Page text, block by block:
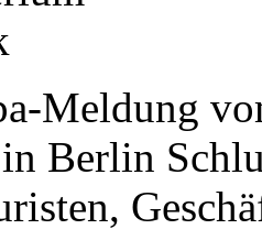
Meldung
Berlin